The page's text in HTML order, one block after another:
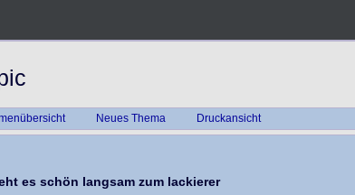
Neues Thema Druckansicht
es schön langsam zum lackierer